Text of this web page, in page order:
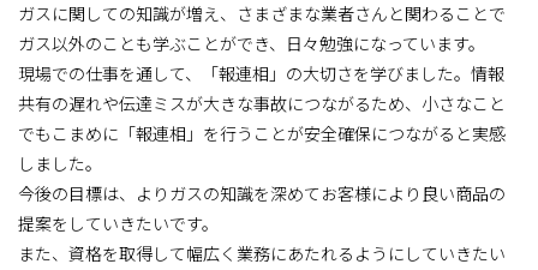
ガスに関しての知識が増え、さまざまな業者さんと関わることで
ガス以外のことも学ぶことができ、日々勉強になっています。
現場での仕事を通して、「報連相」の大切さを学びました。情報
共有の遅れや伝達ミスが大きな事故につながるため、小さなこと
でもこまめに「報連相」を行うことが安全確保につながると実感
しました。
今後の目標は、よりガスの知識を深めてお客様により良い商品の
提案をしていきたいです。
また、資格を取得して幅広く業務にあたれるようにしていきたい